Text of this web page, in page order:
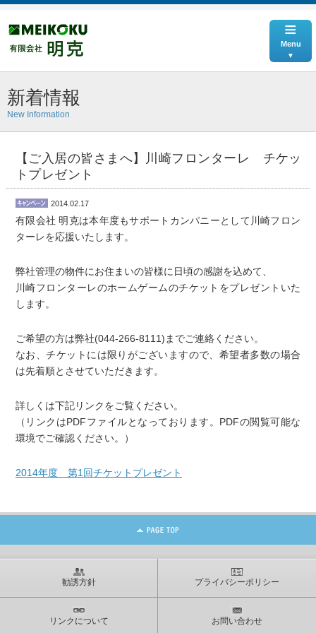
≡
Menu
新着情報
New Information
【ご入居の皆さまへ】川崎フロンターレ チケッ
トプレゼント
2014.02.17
有限会社 明克は本年度もサポートカンパニーとして川崎フロン
ターレを応援いたします。
弊社管理の物件にお住まいの皆様に日頃の感謝を込めて、
川崎フロンターレのホームゲームのチケットをプレゼントいた
します。
ご希望の方は弊社(044-266-8111)までご連絡ください。
なお、チケットには限りがございますので、希望者多数の場合
は先着順とさせていただきます。
詳しくは下記リンクをご覧ください。
（リンクはPDFファイルとなっております。PDFの閲覧可能な
環境でご確認ください。）
2014年度 第1回チケットプレゼント
勧誘方針 プライバシーポリシー
リンクについて お問い合わせ